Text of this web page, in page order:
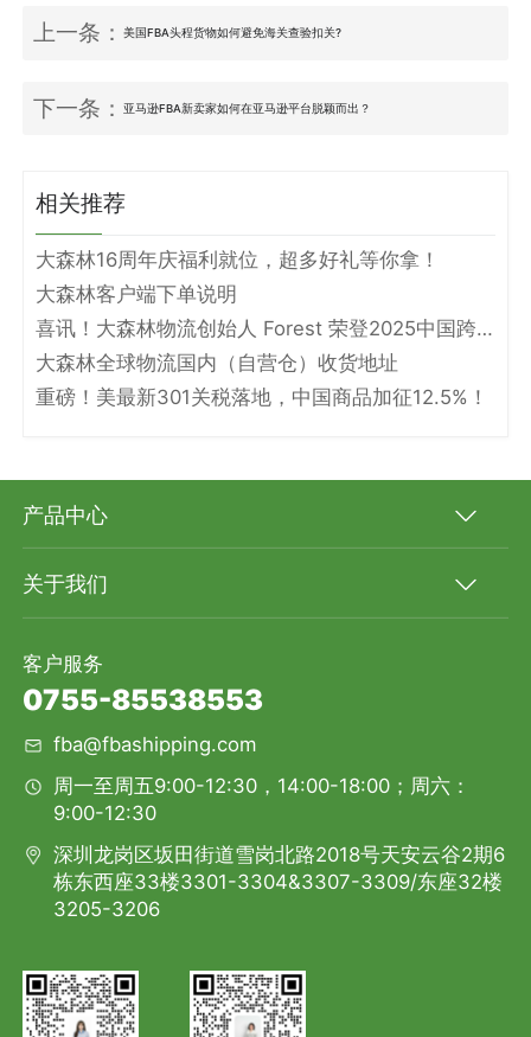
上一条：美国FBA头程货物如何避免海关查验扣关?
下一条：亚马逊FBA新卖家如何在亚马逊平台脱颖而出？
相关推荐
大森林16周年庆福利就位，超多好礼等你拿！
大森林客户端下单说明
喜讯！大森林物流创始人 Forest 荣登2025中国跨境电商物流名人堂！
大森林全球物流国内（自营仓）收货地址
重磅！美最新301关税落地，中国商品加征12.5%！
产品中心
关于我们
客户服务
0755-85538553
fba@fbashipping.com
周一至周五9:00-12:30，14:00-18:00；周六：
9:00-12:30
深圳龙岗区坂田街道雪岗北路2018号天安云谷2期6
栋东西座33楼3301-3304&3307-3309/东座32楼
3205-3206